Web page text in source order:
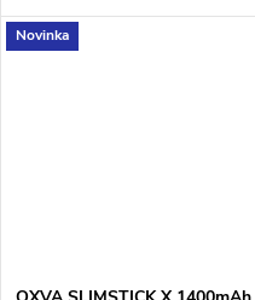
horním plněním a jednoduchým
ovládáním.
Novinka